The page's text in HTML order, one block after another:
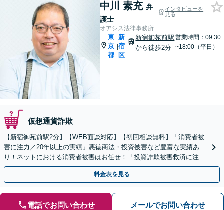
中川 素充 弁
護士
インタビューを
見る
オアシス法律事務所
東
京
都
|
新
宿
区
新宿御苑前駅
から徒歩2分
営業時間：09:30
~18:00（平日）
仮想通貨詐欺
【新宿御苑前駅2分】【WEB面談対応】【初回相談無料】「消費者被
害に注力／20年以上の実績」悪徳商法・投資被害など豊富な実績あ
り！ネットにおける消費者被害はお任せ！「投資詐欺被害救済に注力
／未公開株、仮想通貨、FX詐欺」【休日・夜間相談可】
料金表を見る
電話でお問い合わせ メールでお問い合わせ